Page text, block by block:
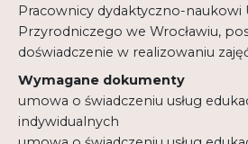
Pracownicy dydaktyczno-naukowi
Przyrodniczego we Wrocławiu,
doświadczenie w realizowaniu
Wymagane dokumenty
umowa o świadczeniu usług
indywidualnych